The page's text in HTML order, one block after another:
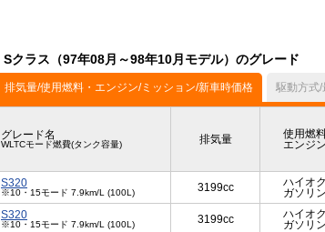
Sクラス（97年08月～98年10月モデル）のグレード
排気量/使用燃料・エンジン/ミッション/新車時価格 駆動方式
グレード名
WLTCモード燃費(タンク容量) 排気量
使用燃
エンジン
S320
※10・15モード 7.9km/L (100L) 3199cc
ハイオク
ガソリン
S320
※10・15モード 7.9km/L (100L) 3199cc
ハイオク
ガソリン